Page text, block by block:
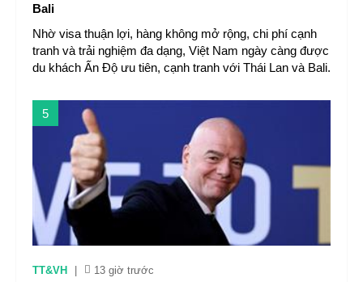
Bali
Nhờ visa thuận lợi, hàng không mở rộng, chi phí cạnh
tranh và trải nghiệm đa dạng, Việt Nam ngày càng được
du khách Ấn Độ ưu tiên, cạnh tranh với Thái Lan và Bali.
5
TT&VH 13 giờ trước